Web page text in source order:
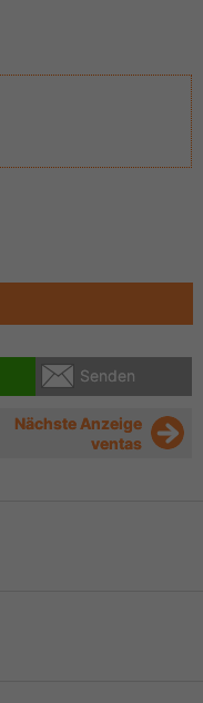
Senden
Nächste Anzeige
ventas